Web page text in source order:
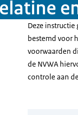
Deze
bestemd voor
voorwaarden
de NVWA
controle aan